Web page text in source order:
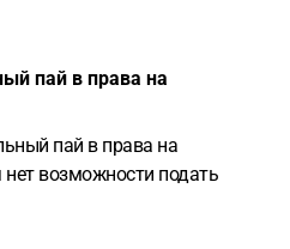
пай в права на
пай в права на
нет возможности подать